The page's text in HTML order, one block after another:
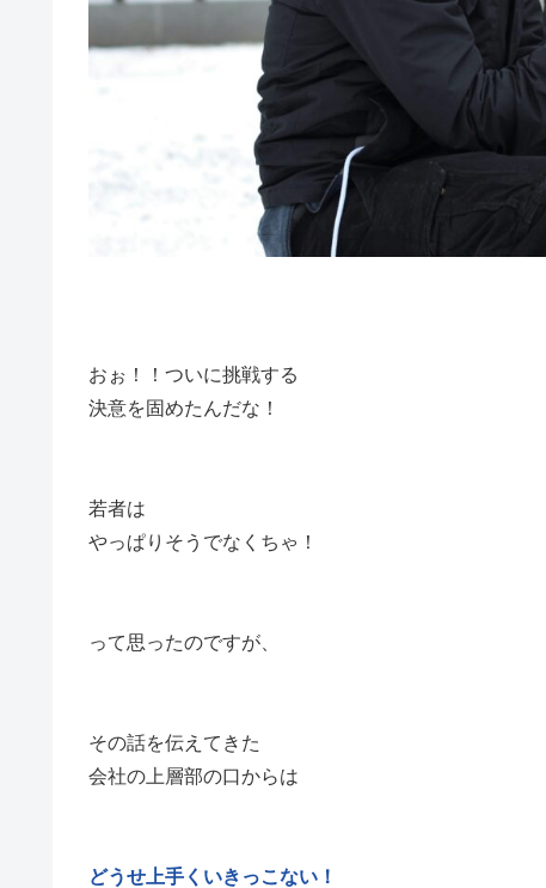
おぉ！！ついに挑戦する
決意を固めたんだな！
若者は
やっぱりそうでなくちゃ！
って思ったのですが、
その話を伝えてきた
会社の上層部の口からは
どうせ上手くいきっこない！